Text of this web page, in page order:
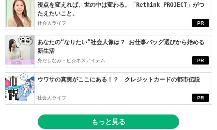
PR
視点を変えれば、世の中は変わる。「Rethink PROJECT」がつ
たえたいこと。
社会人ライフ
PR
あなたの“なりたい”社会人像は？ お仕事バッグ選びから始める
新生活
身だしなみ・ビジネスアイテム
PR
ウワサの真実がここにある！？ クレジットカードの都市伝説
社会人ライフ
もっと見る